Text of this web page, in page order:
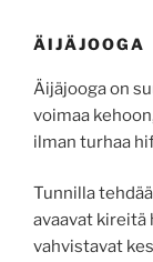
ÄIJÄJOOGA
Äijäjooga on
voimaa
ilman turhaa
Tunnilla
avaavat kireitä
vahvistavat